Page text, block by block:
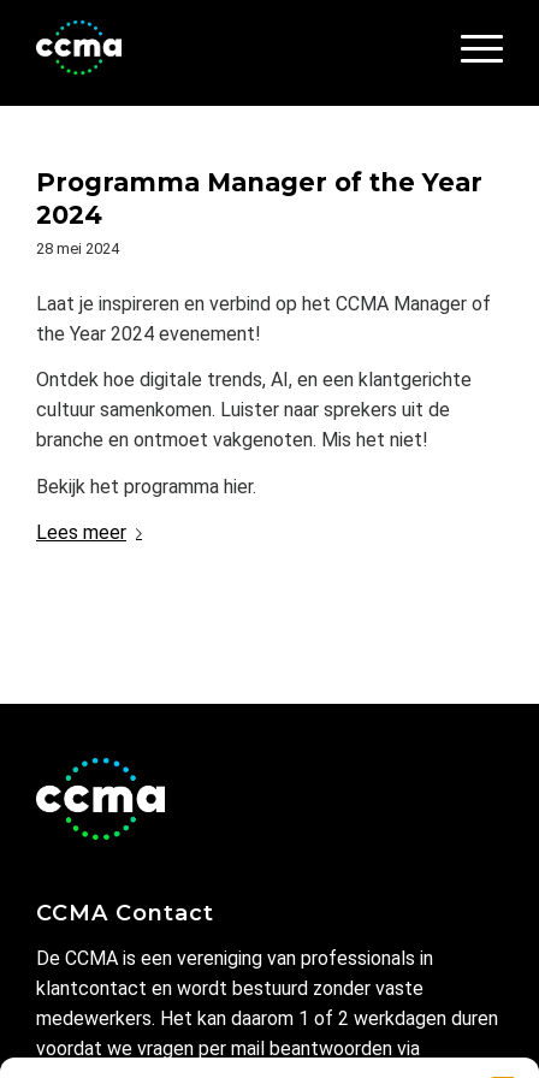
Programma Manager of the Year
2024
28 mei 2024
Laat je inspireren en verbind op het CCMA Manager of
the Year 2024 evenement!
Ontdek hoe digitale trends, AI, en een klantgerichte
cultuur samenkomen. Luister naar sprekers uit de
branche en ontmoet vakgenoten. Mis het niet!
Bekijk het programma hier.
Lees meer
CCMA Contact
De CCMA is een vereniging van professionals in
klantcontact en wordt bestuurd zonder vaste
medewerkers. Het kan daarom 1 of 2 werkdagen duren
voordat we vragen per mail beantwoorden via